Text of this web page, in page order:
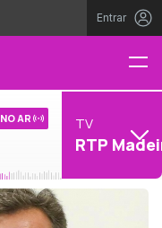
Entrar
NO AR TV
RTP